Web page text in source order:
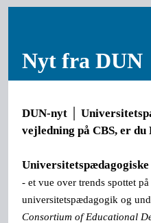
Nyt fra DUN
DUN-nyt │
vejledning på CBS, er
- et vue over trends spottet
universitetspædagogik og
Consortium of Educational